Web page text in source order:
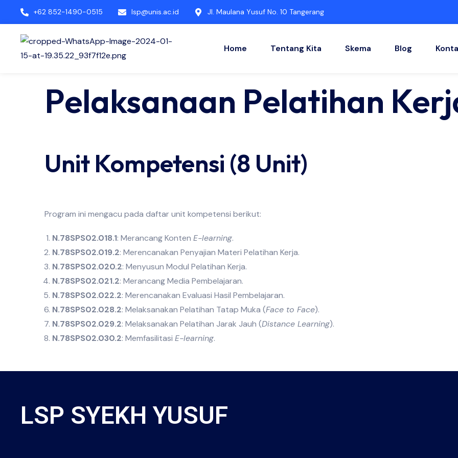
+62 852-1490-0515 lsp@unis.ac.id Jl. Maulana Yusuf No. 10 Tangerang
Home Tentang Kita Skema Blog
Pelaksanaan Pelatihan
Unit Kompetensi (8 Unit)
Program ini mengacu pada daftar unit kompetensi berikut:
N.78SPS02.018.1: Merancang Konten E-learning.
N.78SPS02.019.2: Merencanakan Penyajian Materi Pelatihan Kerja.
N.78SPS02.020.2: Menyusun Modul Pelatihan Kerja.
N.78SPS02.021.2: Merancang Media Pembelajaran.
N.78SPS02.022.2: Merencanakan Evaluasi Hasil Pembelajaran.
N.78SPS02.028.2: Melaksanakan Pelatihan Tatap Muka (Face to Face).
N.78SPS02.029.2: Melaksanakan Pelatihan Jarak Jauh (Distance Learning).
N.78SPS02.030.2: Memfasilitasi E-learning.
LSP SYEKH YUSUF